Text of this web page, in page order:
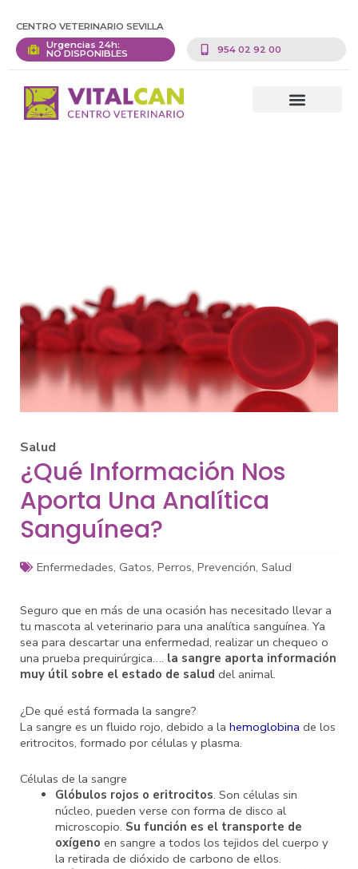
CENTRO VETERINARIO SEVILLA
Urgencias 24h:
NO DISPONIBLES 954 02 92 00
Salud
¿Qué Información Nos
Aporta Una Analítica
Sanguínea?
Enfermedades, Gatos, Perros, Prevención, Salud
Seguro que en más de una ocasión has necesitado llevar a
tu mascota al veterinario para una analítica sanguínea. Ya
sea para descartar una enfermedad, realizar un chequeo o
una prueba prequirúrgica…. la sangre aporta información
muy útil sobre el estado de salud del animal.
¿De qué está formada la sangre?
La sangre es un fluido rojo, debido a la hemoglobina de los
eritrocitos, formado por células y plasma.
Células de la sangre
Glóbulos rojos o eritrocitos. Son células sin
núcleo, pueden verse con forma de disco al
microscopio. Su función es el transporte de
oxígenoen sangre a todos los tejidos del cuerpo y
la retirada de dióxido de carbono de ellos.